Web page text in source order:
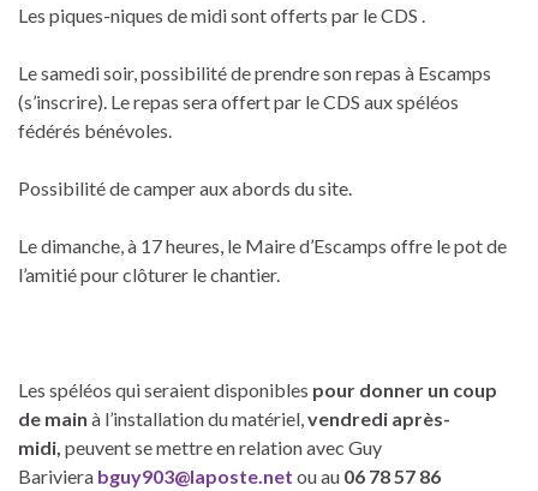
Les piques-niques de midi sont offerts par le CDS .
Le samedi soir, possibilité de prendre son repas à Escamps
(s’inscrire). Le repas sera offert par le CDS aux spéléos
fédérés bénévoles.
Possibilité de camper aux abords du site.
Le dimanche, à 17 heures, le Maire d’Escamps offre le pot de
l’amitié pour clôturer le chantier.
Les spéléos qui seraient disponibles pour donner un coup
de main à l’installation du matériel,vendredi après-
midi, peuvent se mettre en relation avec Guy
Bariviera bguy903@laposte.net ou au 06 78 57 86